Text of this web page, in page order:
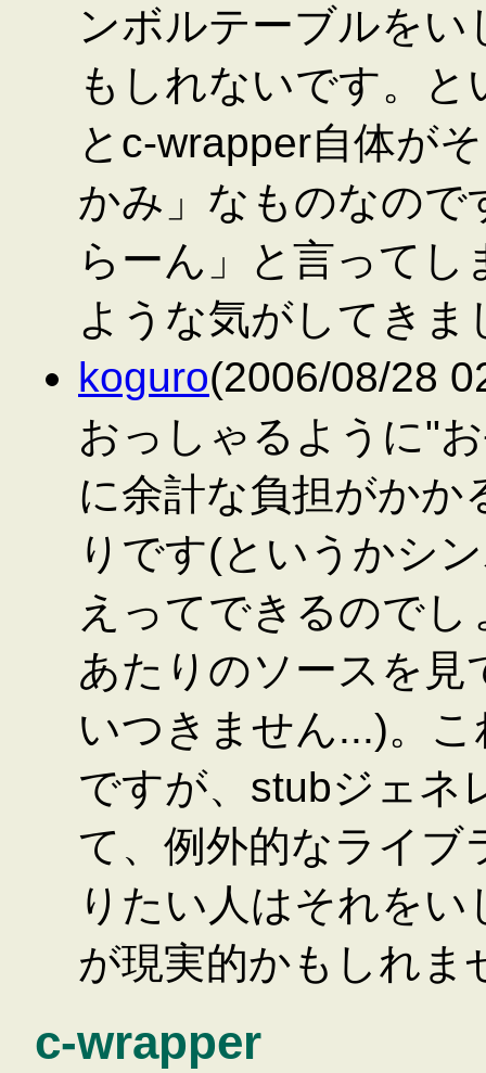
ンボルテーブルを
もしれないです。
とc-wrapper自体が
かみ」なものなので
らーん」と言って
ような気がしてきま
koguro(2006/08/28
おっしゃるように"
に余計な負担がかか
りです(というかシ
えってできるので
あたりのソースを
いつきません...)。
ですが、stubジェネ
て、例外的なライブ
りたい人はそれを
が現実的かもしれま
c-wrapper